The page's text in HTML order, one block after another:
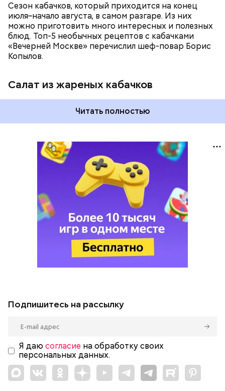
Сезон кабачков, который приходится на конец
июля–начало августа, в самом разгаре. Из них
можно приготовить много интересных и полезных
блюд. Топ-5 необычных рецептов с кабачками
«Вечерней Москве» перечислил шеф-повар Борис
Копылов.
Салат из жареных кабачков
Читать полностью
Подпишитесь на рассылку
Я даю согласие на обработку своих
персональных данных.